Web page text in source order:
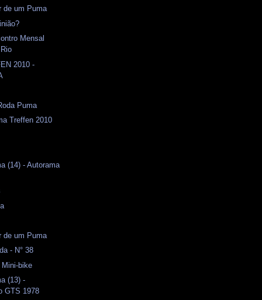
de um Puma
Mensal
2010 -
Puma
Treffen 2010
(14) - Autorama
de um Puma
- N° 38
Mini-bike
(13) -
GTS 1978